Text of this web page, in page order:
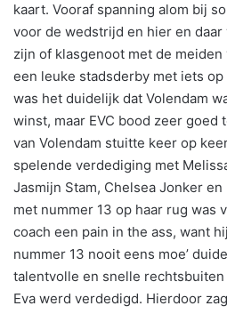
kaart. Vooraf spanning alom bij
voor de wedstrijd en hier en
zijn of klasgenoot met de meiden
een leuke stadsderby met iets
was het duidelijk dat Volendam
winst, maar EVC bood zeer goed
van Volendam stuitte keer op
spelende verdediging met
Jasmijn Stam, Chelsea Jonker
met nummer 13 op haar rug was
coach een pain in the ass, want
nummer 13 nooit eens moe’
talentvolle en snelle
Eva werd verdedigd. Hierdoor